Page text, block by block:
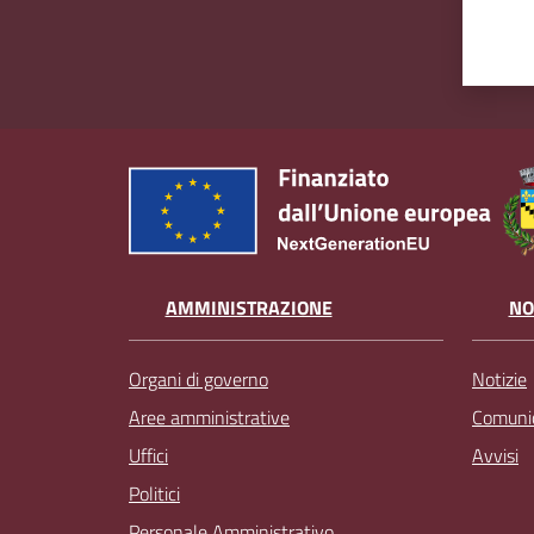
AMMINISTRAZIONE
Organi di governo
Aree amministrative
Uffici
Politici
Notizie
Avvisi